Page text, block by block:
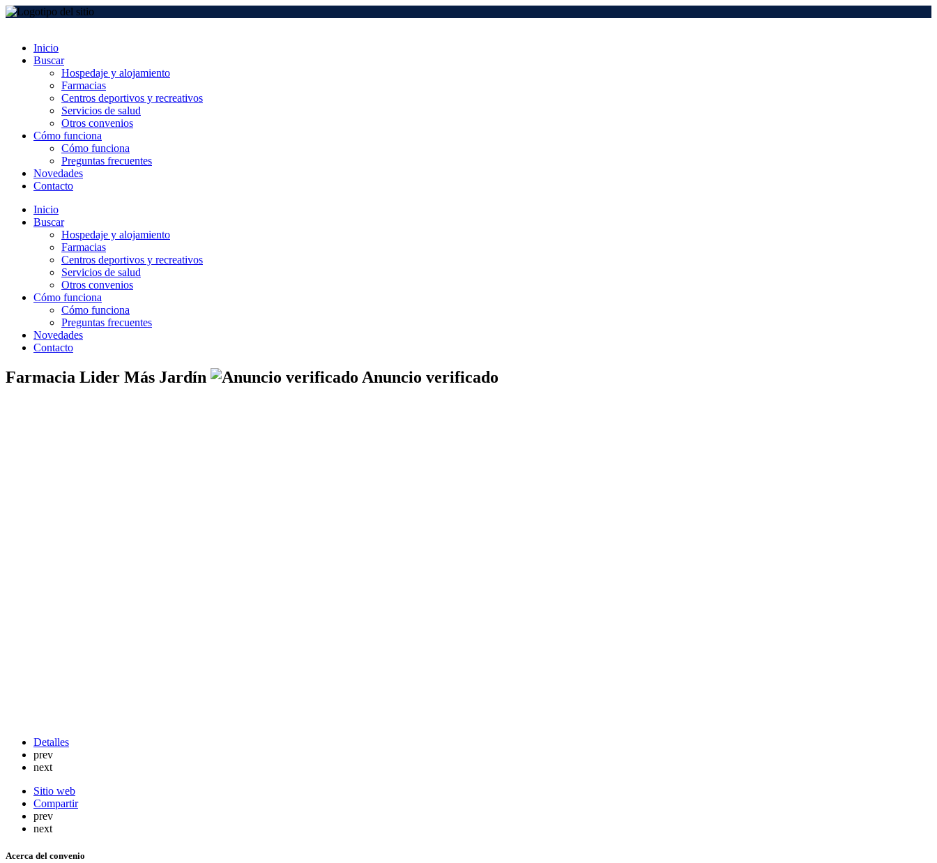
Inicio
Buscar
Hospedaje y alojamiento
Farmacias
Centros deportivos y recreativos
Servicios de salud
Otros convenios
Cómo funciona
Cómo funciona
Preguntas frecuentes
Novedades
Contacto
Inicio
Buscar
Hospedaje y alojamiento
Farmacias
Centros deportivos y recreativos
Servicios de salud
Otros convenios
Cómo funciona
Cómo funciona
Preguntas frecuentes
Novedades
Contacto
Farmacia Lider Más Jardín Anuncio verificado
Detalles
prev
next
Sitio web
Compartir
prev
next
Acerca del convenio